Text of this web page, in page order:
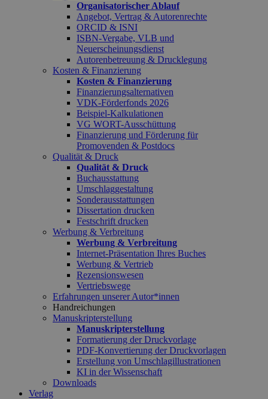
Organisatorischer Ablauf
Angebot, Vertrag & Autorenrechte
ORCID & ISNI
ISBN-Vergabe, VLB und
Neuerscheinungsdienst
Autorenbetreuung & Drucklegung
Kosten & Finanzierung
Kosten & Finanzierung
Finanzierungsalternativen
VDK-Förderfonds 2026
Beispiel-Kalkulationen
VG WORT-Ausschüttung
Finanzierung und Förderung für
Promovenden & Postdocs
Qualität & Druck
Qualität & Druck
Buchausstattung
Umschlaggestaltung
Sonderausstattungen
Dissertation drucken
Festschrift drucken
Werbung & Verbreitung
Werbung & Verbreitung
Internet-Präsentation Ihres Buches
Werbung & Vertrieb
Rezensionswesen
Vertriebswege
Erfahrungen unserer Autor*innen
Handreichungen
Manuskripterstellung
Manuskripterstellung
Formatierung der Druckvorlage
PDF-Konvertierung der Druckvorlagen
Erstellung von Umschlagillustrationen
KI in der Wissenschaft
Downloads
Verlag